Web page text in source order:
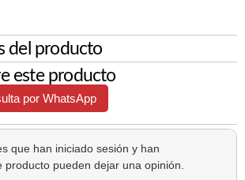
del producto
este producto
por WhatsApp
que han iniciado sesión y han
producto pueden dejar una opinión.